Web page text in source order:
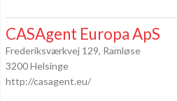
CASAgent Europa ApS
Frederiksværkvej 129, Ramløse
3200 Helsinge
http://casagent.eu/